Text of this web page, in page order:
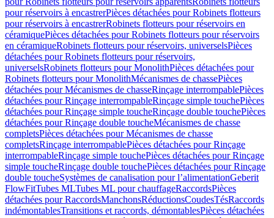
pour réservoirs à encastrerPièces détachées pour Robinets flotteurs
pour réservoirs à encastrerRobinets flotteurs pour réservoirs en
céramiquePièces détachées pour Robinets flotteurs pour réservoirs
en céramiqueRobinets flotteurs pour réservoirs, universelsPièces
détachées pour Robinets flotteurs pour réservoirs,
universelsRobinets flotteurs pour MonolithPièces détachées pour
Robinets flotteurs pour MonolithMécanismes de chassePièces
détachées pour Mécanismes de chasseRinçage interrompablePièces
détachées pour Rinçage interrompableRinçage simple touchePièces
détachées pour Rinçage simple toucheRinçage double touchePièces
détachées pour Rinçage double toucheMécanismes de chasse
completsPièces détachées pour Mécanismes de chasse
completsRinçage interrompablePièces détachées pour Rinçage
interrompableRinçage simple touchePièces détachées pour Rinçage
simple toucheRinçage double touchePièces détachées pour Rinçage
double toucheSystèmes de canalisation pour l’alimentationGeberit
FlowFitTubes MLTubes ML pour chauffageRaccordsPièces
détachées pour RaccordsManchonsRéductionsCoudesTésRaccords
indémontablesTransitions et raccords, démontablesPièces détachées